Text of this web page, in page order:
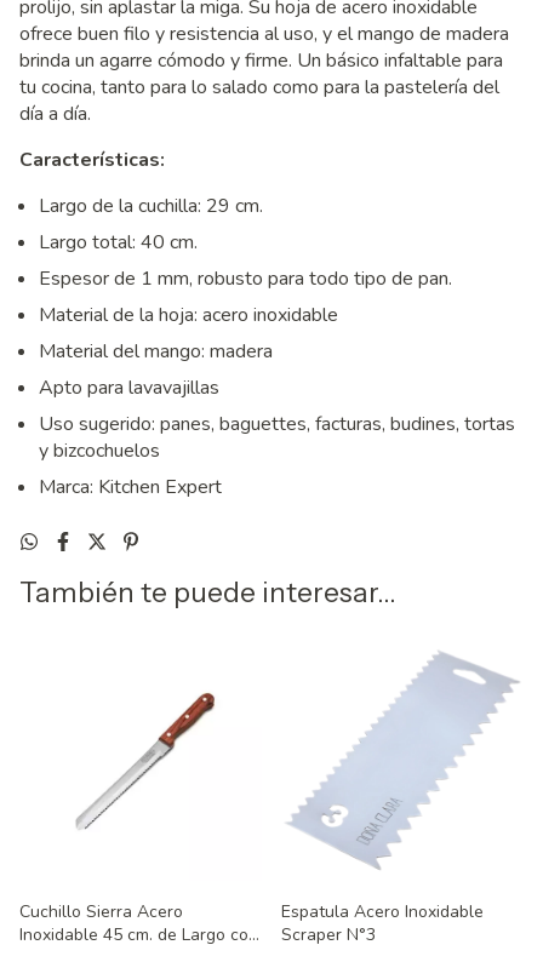
prolijo, sin aplastar la miga. Su hoja de acero inoxidable
ofrece buen filo y resistencia al uso, y el mango de madera
brinda un agarre cómodo y firme. Un básico infaltable para
tu cocina, tanto para lo salado como para la pastelería del
día a día.
Características:
Largo de la cuchilla: 29 cm.
Largo total: 40 cm.
Espesor de 1 mm, robusto para todo tipo de pan.
Material de la hoja: acero inoxidable
Material del mango: madera
Apto para lavavajillas
Uso sugerido: panes, baguettes, facturas, budines, tortas
y bizcochuelos
Marca: Kitchen Expert
También te puede interesar...
Cuchillo Sierra Acero
Inoxidable 45 cm. de Largo con
Espatula Acero Inoxidable
Scraper N°3